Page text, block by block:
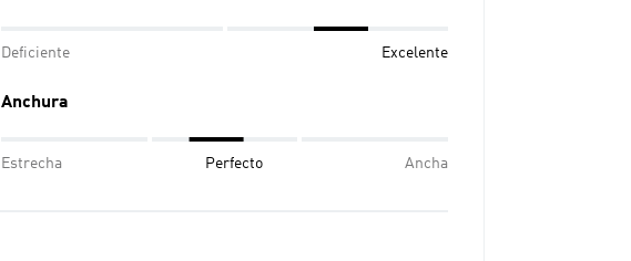
Deficiente Excelente
Anchura
Estrecha Perfecto Ancha